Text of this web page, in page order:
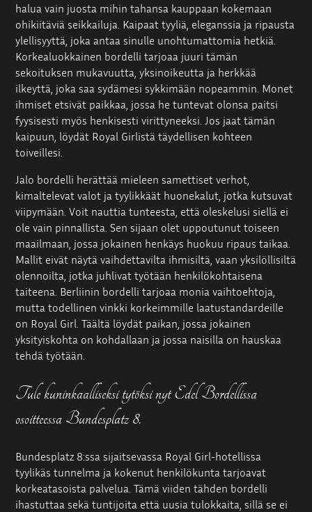
halua vain juosta mihin tahansa kauppaan kokemaan
ohikiitäviä seikkailuja. Kaipaat tyyliä, eleganssia ja ripausta
ylellisyyttä, joka antaa sinulle unohtumattomia hetkiä.
Korkealuokkainen bordelli tarjoaa juuri tämän
sekoituksen mukavuutta, yksinoikeutta ja herkkää
ilkeyttä, joka saa sydämesi sykkimään nopeammin. Monet
ihmiset etsivät paikkaa, jossa he tuntevat olonsa paitsi
fyysisesti myös henkisesti virittyneeksi. Jos jaat tämän
kaipuun, löydät Royal Girlistä täydellisen kohteen
toiveillesi.
Jalo bordelli herättää mieleen samettiset verhot,
kimaltelevat valot ja tyylikkäät huonekalut, jotka kutsuvat
viipymään. Voit nauttia tunteesta, että oleskelusi siellä ei
ole vain pinnallista. Sen sijaan olet uppoutunut toiseen
maailmaan, jossa jokainen henkäys huokuu ripaus taikaa.
Mallit eivät näytä vaihdettavilta ihmisiltä, vaan yksilöllisiltä
olennoilta, jotka juhlivat työtään henkilökohtaisena
taiteena. Berliinin bordelli tarjoaa monia vaihtoehtoja,
mutta todellinen vinkki korkeimmille laatustandardeille
on Royal Girl. Täältä löydät paikan, jossa jokainen
yksityiskohta on kohdallaan ja jossa naisilla on hauskaa
tehdä työtään.
Tule kuninkaalliseksi tytöksi nyt Edel Bordellissa
osoitteessa Bundesplatz 8.
Bundesplatz 8:ssa sijaitsevassa Royal Girl-hotellissa
tyylikäs tunnelma ja kokenut henkilökunta tarjoavat
korkeatasoista palvelua. Tämä viiden tähden bordelli
ihastuttaa sekä tuntijoita että uusia tulokkaita, sillä se ei